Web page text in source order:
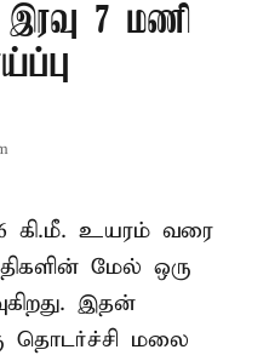
7 மணி
கி.மீ. உயரம் வரை
மேல் ஒரு
இதன்
தொடர்ச்சி மலை